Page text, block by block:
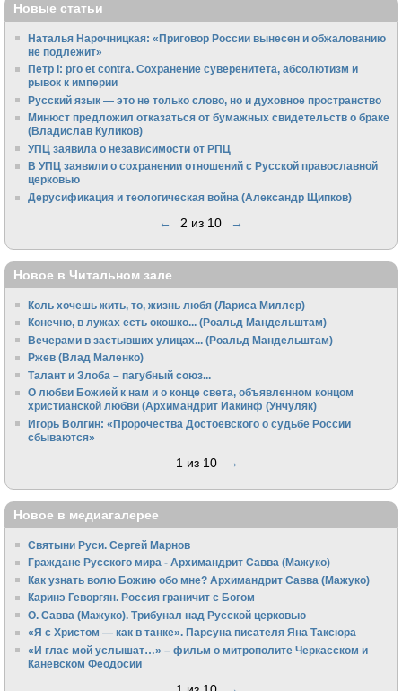
Новые статьи
Наталья Нарочницкая: «Приговор России вынесен и обжалованию
не подлежит»
Петр I: pro et contra. Сохранение суверенитета, абсолютизм и
рывок к империи
Русский язык — это не только слово, но и духовное пространство
Минюст предложил отказаться от бумажных свидетельств о браке
(Владислав Куликов)
УПЦ заявила о независимости от РПЦ
В УПЦ заявили о сохранении отношений с Русской православной
церковью
Дерусификация и теологическая война (Александр Щипков)
← 2 из 10 →
Новое в Читальном зале
Коль хочешь жить, то, жизнь любя (Лариса Миллер)
Конечно, в лужах есть окошко... (Роальд Мандельштам)
Вечерами в застывших улицах... (Роальд Мандельштам)
Ржев (Влад Маленко)
Талант и Злоба – пагубный союз...
О любви Божией к нам и о конце света, объявленном концом
христианской любви (Архимандрит Иакинф (Унчуляк)
Игорь Волгин: «Пророчества Достоевского о судьбе России
сбываются»
1 из 10 →
Новое в медиагалерее
Святыни Руси. Сергей Марнов
Граждане Русского мира - Архимандрит Савва (Мажуко)
Как узнать волю Божию обо мне? Архимандрит Савва (Мажуко)
Каринэ Геворгян. Россия граничит с Богом
О. Савва (Мажуко). Трибунал над Русской церковью
«Я с Христом — как в танке». Парсуна писателя Яна Таксюра
«И глас мой услышат…» – фильм о митрополите Черкасском и
Каневском Феодосии